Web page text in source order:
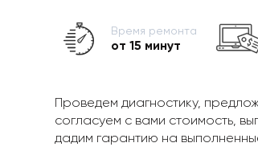
Время ремонта
от 15 минут
Проведем диагностику,
согласуем с вами стоимость,
дадим гарантию на